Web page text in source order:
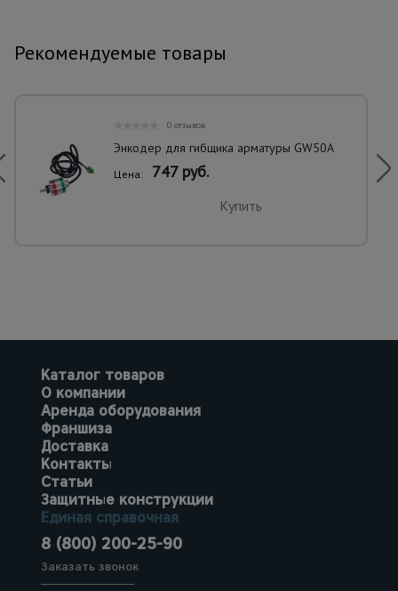
Рекомендуемые товары
0 отзывов
Энкодер для гибщика арматуры GW50A
Цена: 747 руб.
Купить
Каталог товаров
О компании
Аренда оборудования
Франшиза
Доставка
Контакты
Статьи
Защитные конструкции
Единая справочная
8 (800) 200-25-90
Заказать звонок